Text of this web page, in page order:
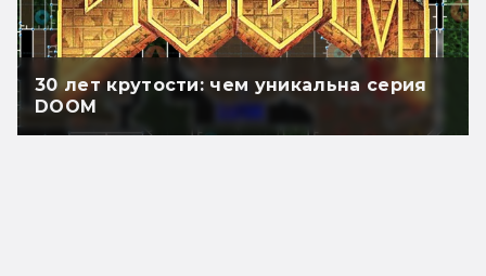
30 лет крутости: чем уникальна серия
DOOM